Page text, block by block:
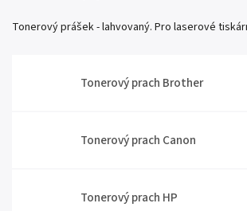
Tonerový prášek - lahvovaný. Pro laserové
Tonerový prach Brother
Tonerový prach Canon
Tonerový prach HP